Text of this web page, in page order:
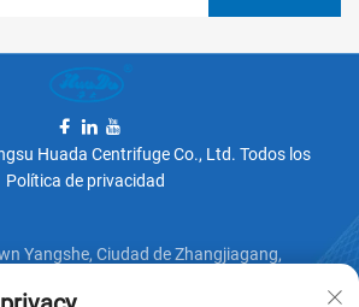
Huada Centrifuge Co., Ltd. Todos los
Política de privacidad
Yangshe, Ciudad de Zhangjiagang,